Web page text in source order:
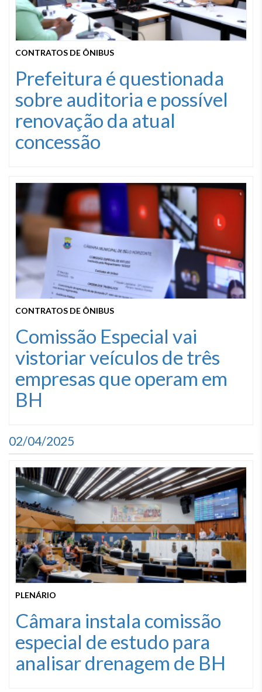
CONTRATOS DE ÔNIBUS
Prefeitura é questionada
sobre auditoria e possível
renovação da atual
concessão
CONTRATOS DE ÔNIBUS
Comissão Especial vai
vistoriar veículos de três
empresas que operam em
BH
02/04/2025
PLENÁRIO
Câmara instala comissão
especial de estudo para
analisar drenagem de BH